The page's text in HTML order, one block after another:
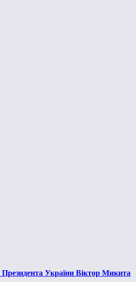
Президента України Віктор Микита